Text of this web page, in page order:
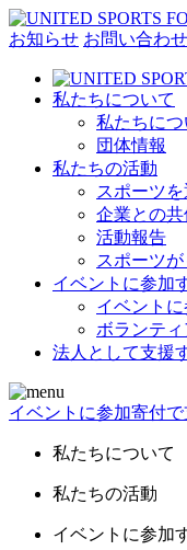
お知らせ お問い合わせ
私たちについて
私たちにつ
団体情報
私たちの活動
スポーツ
企業との共
活動報告
スポーツ
イベントに参加
イベント
ボランテ
法人として支援
イベントに参加寄付で
私たちについて
私たちの活動
イベントに参加